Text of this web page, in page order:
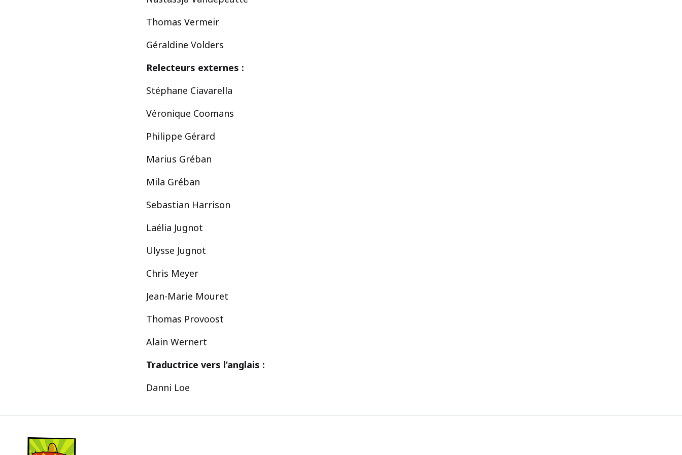
Thomas Vermeir
Géraldine Volders
Relecteurs externes :
Stéphane Ciavarella
Véronique Coomans
Philippe Gérard
Marius Gréban
Mila Gréban
Sebastian Harrison
Laélia Jugnot
Ulysse Jugnot
Chris Meyer
Jean-Marie Mouret
Thomas Provoost
Alain Wernert
Traductrice vers l’anglais :
Danni Loe